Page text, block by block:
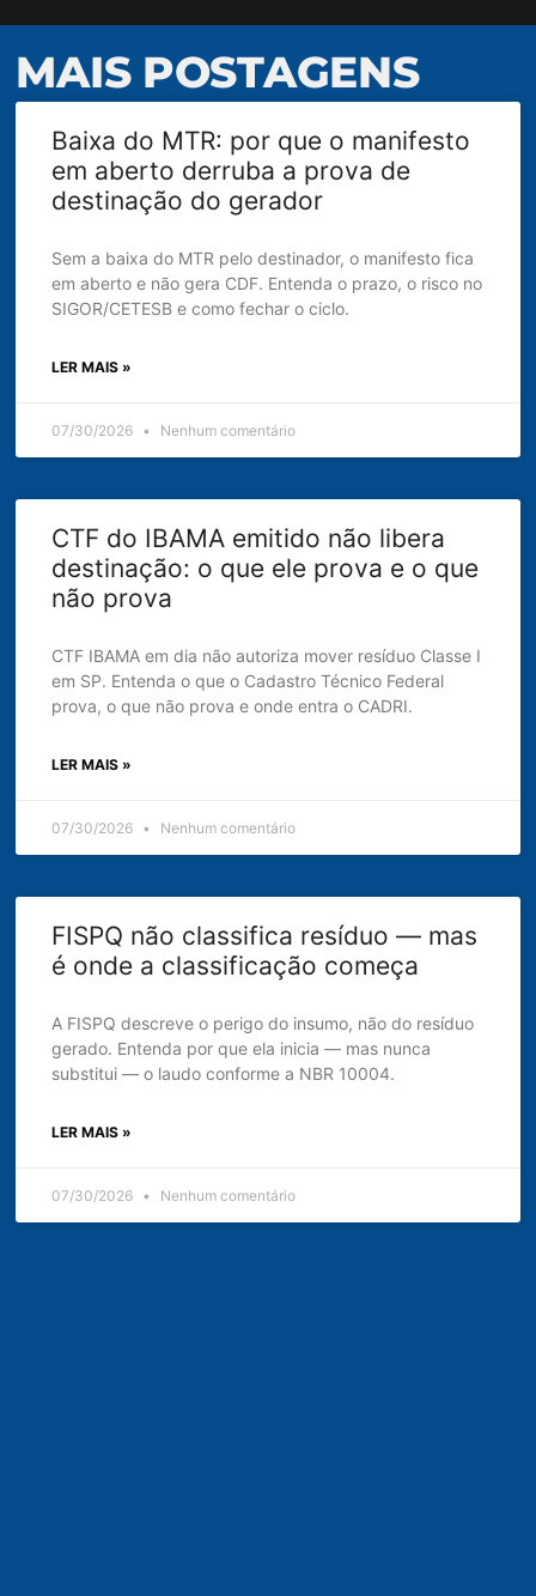
MAIS POSTAGENS
Baixa do MTR: por que o manifesto
em aberto derruba a prova de
destinação do gerador
Sem a baixa do MTR pelo destinador, o manifesto fica
em aberto e não gera CDF. Entenda o prazo, o risco no
SIGOR/CETESB e como fechar o ciclo.
LER MAIS »
07/30/2026 Nenhum comentário
CTF do IBAMA emitido não libera
destinação: o que ele prova e o que
não prova
CTF IBAMA em dia não autoriza mover resíduo Classe I
em SP. Entenda o que o Cadastro Técnico Federal
prova, o que não prova e onde entra o CADRI.
LER MAIS »
07/30/2026 Nenhum comentário
FISPQ não classifica resíduo — mas
é onde a classificação começa
A FISPQ descreve o perigo do insumo, não do resíduo
gerado. Entenda por que ela inicia — mas nunca
substitui — o laudo conforme a NBR 10004.
LER MAIS »
07/30/2026 Nenhum comentário